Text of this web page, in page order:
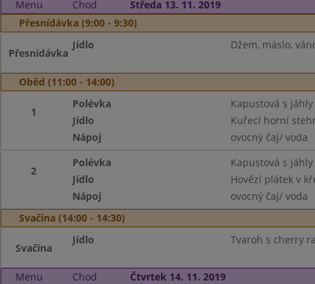
Menu Chod
Středa 13. 11. 2019
Přesnídávka (9:00 - 9:30)
Přesnídávka
Jídlo Džem, máslo,
Oběd (11:00 - 14:00)
1
Polévka
Kapustová s jáhly
Jídlo
Kuřecí horní
Nápoj
ovocný čaj/ voda
2
Polévka
Kapustová s jáhly
Jídlo
Hovězí plátek v
Nápoj
ovocný čaj/ voda
Svačina (14:00 - 14:30)
Svačina
Jídlo Tvaroh s cherry
Menu Chod
Čtvrtek 14. 11. 2019